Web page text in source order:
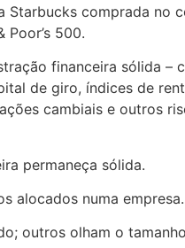
comprada no
500.
financeira sólida –
de giro, índices de
cambiais e outros
permaneça sólida.
alocados numa empresa.
outros olham o